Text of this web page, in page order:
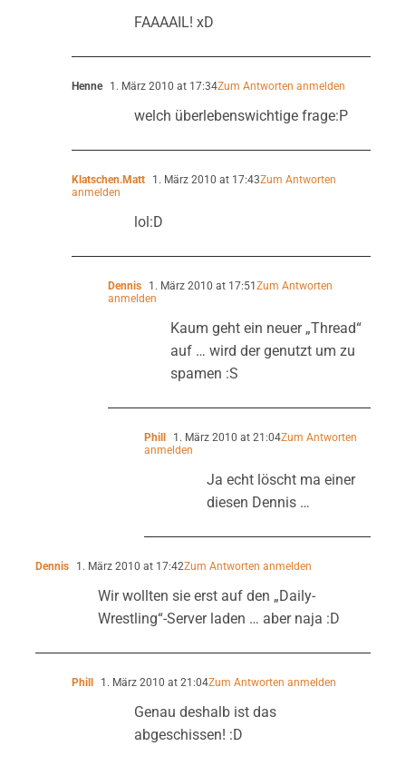
FAAAAIL! xD
Henne 1. März 2010 at 17:34Zum Antworten anmelden
welch überlebenswichtige frage:P
Klatschen.Matt 1. März 2010 at 17:43Zum Antworten
anmelden
lol:D
Dennis 1. März 2010 at 17:51Zum Antworten
anmelden
Kaum geht ein neuer „Thread“
auf … wird der genutzt um zu
spamen :S
Phill 1. März 2010 at 21:04Zum Antworten
anmelden
Ja echt löscht ma einer
diesen Dennis …
Dennis 1. März 2010 at 17:42Zum Antworten anmelden
Wir wollten sie erst auf den „Daily-
Wrestling“-Server laden … aber naja :D
Phill 1. März 2010 at 21:04Zum Antworten anmelden
Genau deshalb ist das
abgeschissen! :D